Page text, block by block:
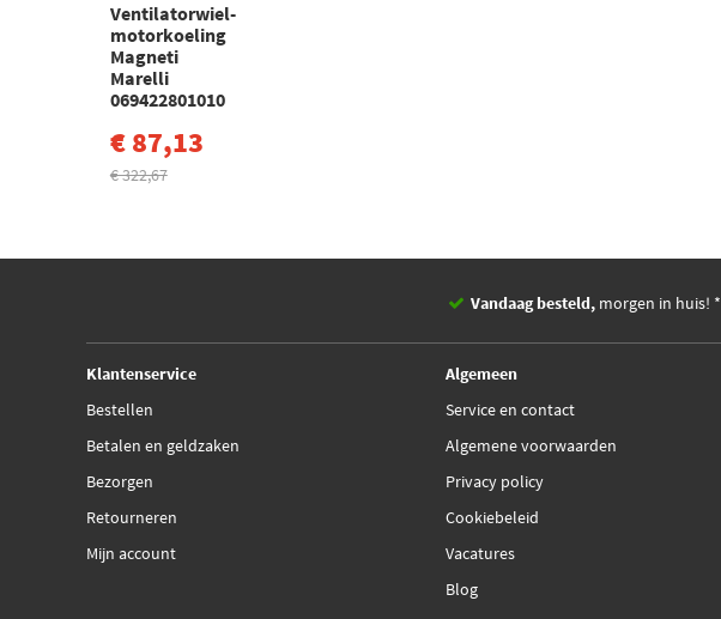
Ventilatorwiel-
motorkoeling
Magneti
Marelli
069422801010
€ 87,13
€ 322,67
Vandaag besteld, morgen in huis! *
Klantenservice
Bestellen
Betalen en geldzaken
Bezorgen
Retourneren
Mijn account
Algemeen
Service en contact
Algemene voorwaarden
Privacy policy
Cookiebeleid
Vacatures
Blog